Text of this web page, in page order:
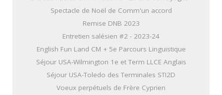
Spectacle de Noël de Comm'un accord
Remise DNB 2023
Entretien salésien #2 - 2023-24
English Fun Land CM + 5e Parcours Linguistique
Séjour USA-Wilmington 1e et Term LLCE Anglais
Séjour USA-Toledo des Terminales STI2D
Voeux perpétuels de Frère Cyprien